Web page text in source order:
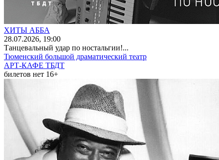
ХИТЫ АББА
28.07.2026, 19:00
Танцевальный удар по ностальгии!...
Тюменский большой драматический театр
АРТ-КАФЕ ТБДТ
билетов нет 16+